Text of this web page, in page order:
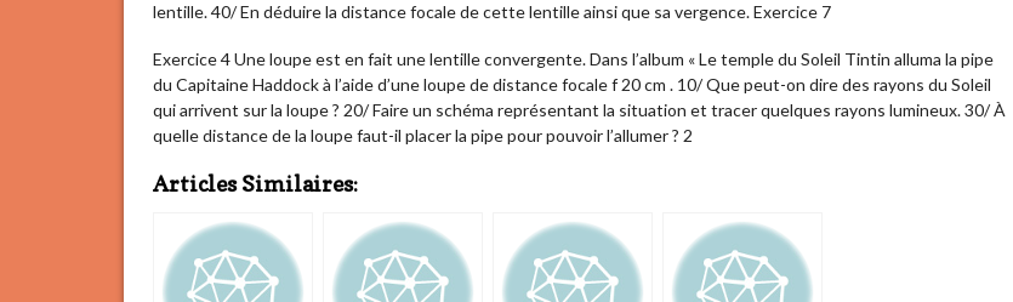
lentille. 40/ En déduire la distance focale de cette lentille ainsi que sa vergence. Exercice 7
Exercice 4 Une loupe est en fait une lentille convergente. Dans l’album « Le temple du Soleil Tintin alluma la pipe
du Capitaine Haddock à l’aide d’une loupe de distance focale f 20 cm . 10/ Que peut-on dire des rayons du Soleil
qui arrivent sur la loupe ? 20/ Faire un schéma représentant la situation et tracer quelques rayons lumineux. 30/ À
quelle distance de la loupe faut-il placer la pipe pour pouvoir l’allumer ? 2
Articles Similaires: